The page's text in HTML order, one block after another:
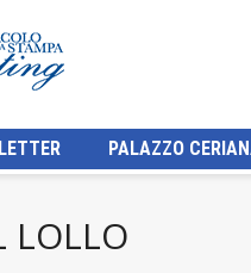
PALAZZO
LOLLO